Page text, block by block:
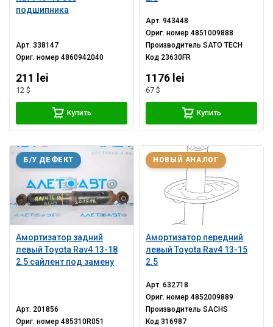
подшипника
Арт.338147
Ориг. номер4860942040
211 lei
12 $
Купить
Арт.943448
Ориг. номер4851009888
ПроизводительSATO TECH
Код 23630FR
1176 lei
67 $
Купить
Амортизатор задний
левый Toyota Rav4 13-18
2.5 сайлент под замену
Б/У ДЕФЕКТ
Арт. 201856
Ориг. номер485310R051
Амортизатор передний
левый Toyota Rav4 13-15
2.5
НОВЫЙ АНАЛОГ
Арт.632718
Ориг. номер4852009889
ПроизводительSACHS
Код316987